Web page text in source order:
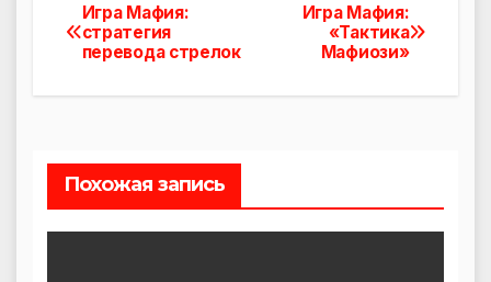
Навигация
по
Игра Мафия:
«Тактика
Мафиози»
Игра Мафия:
стратегия
перевода стрелок
Похожая запись